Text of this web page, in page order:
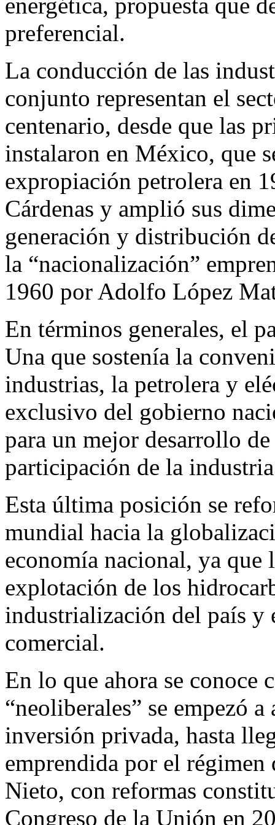
preferencial.
La conducción de las
conjunto representan el
centenario, desde que las
instalaron en México, que
expropiación petrolera en
Cárdenas y amplió sus
generación y distribución
la “nacionalización”
1960 por Adolfo López
En términos generales, el
Una que sostenía la
industrias, la petrolera y
exclusivo del gobierno
para un mejor desarrollo de
participación de la
Esta última posición se
mundial hacia la
economía nacional, ya que
explotación de los
industrialización del país y
comercial.
En lo que ahora se conoce
“neoliberales” se empezó
inversión privada, hasta
emprendida por el régimen
Nieto, con reformas
Congreso de la Unión en